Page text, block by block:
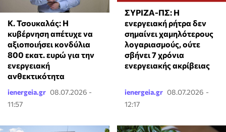
Κ. Τσουκαλάς: Η
κυβέρνηση απέτυχε να
αξιοποιήσει κονδύλια
800 εκατ. ευρώ για την
ενεργειακή
ανθεκτικότητα
ienergeia.gr 08.07.2026 -
11:57
ΣΥΡΙΖΑ-ΠΣ: Η
ενεργειακή ρήτρα δεν
σημαίνει χαμηλότερους
λογαριασμούς, ούτε
σβήνει 7 χρόνια
ενεργειακής ακρίβειας
ienergeia.gr 08.07.2026 -
12:17